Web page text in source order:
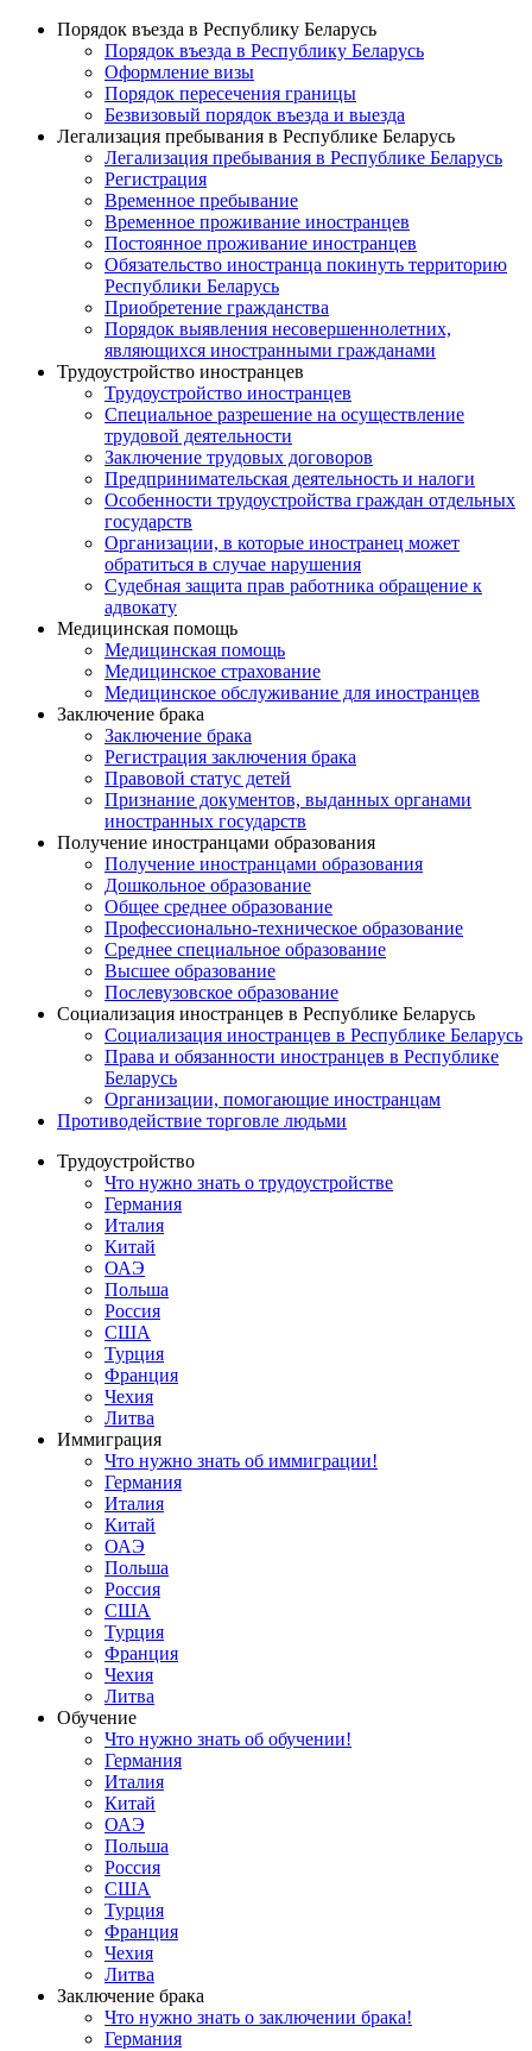
Порядок въезда в Республику Беларусь
Порядок въезда в Республику Беларусь
Оформление визы
Порядок пересечения границы
Безвизовый порядок въезда и выезда
Легализация пребывания в Республике Беларусь
Легализация пребывания в Республике Беларусь
Регистрация
Временное пребывание
Временное проживание иностранцев
Постоянное проживание иностранцев
Обязательство иностранца покинуть территорию
Республики Беларусь
Приобретение гражданства
Порядок выявления несовершеннолетних,
являющихся иностранными гражданами
Трудоустройство иностранцев
Трудоустройство иностранцев
Специальное разрешение на осуществление
трудовой деятельности
Заключение трудовых договоров
Предпринимательская деятельность и налоги
Особенности трудоустройства граждан отдельных
государств
Организации, в которые иностранец может
обратиться в случае нарушения
Судебная защита прав работника обращение к
адвокату
Медицинская помощь
Медицинская помощь
Медицинское страхование
Медицинское обслуживание для иностранцев
Заключение брака
Заключение брака
Регистрация заключения брака
Правовой статус детей
Признание документов, выданных органами
иностранных государств
Получение иностранцами образования
Получение иностранцами образования
Дошкольное образование
Общее среднее образование
Профессионально-техническое образование
Среднее специальное образование
Высшее образование
Послевузовское образование
Социализация иностранцев в Республике Беларусь
Социализация иностранцев в Республике Беларусь
Права и обязанности иностранцев в Республике
Беларусь
Oрганизации, помогающие иностранцам
Противодействие торговле людьми
Трудоустройство
Что нужно знать о трудоустройстве
Германия
Италия
Китай
ОАЭ
Польша
Россия
США
Турция
Франция
Чехия
Литва
Иммиграция
Что нужно знать об иммиграции!
Германия
Италия
Китай
ОАЭ
Польша
Россия
США
Турция
Франция
Чехия
Литва
Обучение
Что нужно знать об обучении!
Германия
Италия
Китай
ОАЭ
Польша
Россия
США
Турция
Франция
Чехия
Литва
Заключение брака
Что нужно знать о заключении брака!
Германия